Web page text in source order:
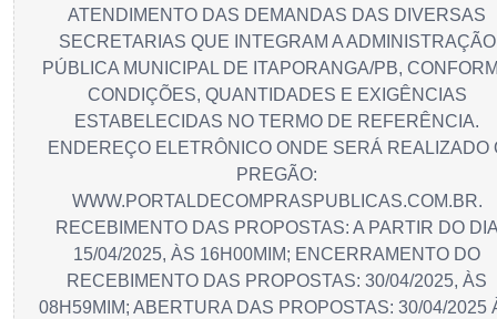
ATENDIMENTO DAS DEMANDAS DAS DIVERSAS
SECRETARIAS QUE INTEGRAM A ADMINISTRAÇÃO
PÚBLICA MUNICIPAL DE ITAPORANGA/PB,
CONDIÇÕES, QUANTIDADES E EXIGÊNCIAS
ESTABELECIDAS NO TERMO DE REFERÊNCIA.
ENDEREÇO ELETRÔNICO ONDE SERÁ REALIZADO
PREGÃO:
WWW.PORTALDECOMPRASPUBLICAS.COM.BR.
RECEBIMENTO DAS PROPOSTAS: A PARTIR DO
15/04/2025, ÀS 16H00MIM; ENCERRAMENTO DO
RECEBIMENTO DAS PROPOSTAS: 30/04/2025, ÀS
08H59MIM; ABERTURA DAS PROPOSTAS: 30/04/2025